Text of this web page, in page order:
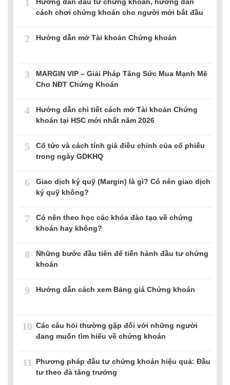
1
cách chơi chứng khoán cho người mới bắt đầu
2 Hướng dẫn mở Tài khoản Chứng khoán
3
MARGIN VIP – Giải Pháp Tăng Sức Mua Mạnh Mẽ
Cho NĐT Chứng Khoán
4
Hướng dẫn chi tiết cách mở Tài khoản Chứng
khoán tại HSC mới nhất năm 2026
5
Cổ tức và cách tính giá điều chỉnh của cổ phiếu
trong ngày GDKHQ
6
Giao dịch ký quỹ (Margin) là gì? Có nên giao dịch
ký quỹ không?
7
Có nên theo học các khóa đào tạo về chứng
khoán hay không?
8
Những bước đầu tiên để tiến hành đầu tư chứng
khoán
9 Hướng dẫn cách xem Bảng giá Chứng khoán
10 Các câu hỏi thường gặp đối với những người
đang muốn tìm hiểu về chứng khoán
11
Phương pháp đầu tư chứng khoán hiệu quả: Đầu
tư theo đà tăng trưởng